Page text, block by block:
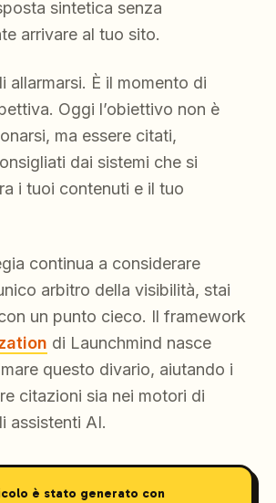
sintetica senza
arrivare al tuo sito.
allarmarsi. È il momento di
Oggi l’obiettivo non è
ma essere citati,
dai sistemi che si
i tuoi contenuti e il tuo
continua a considerare
arbitro della visibilità, stai
un punto cieco. Il framework
di Launchmind nasce
questo divario, aiutando i
citazioni sia nei motori di
assistenti AI.
è stato generato con